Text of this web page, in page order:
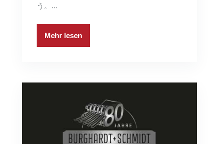
う。...
Mehr lesen